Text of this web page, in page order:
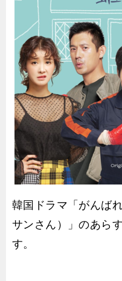
韓国ドラマ「がんば
サンさん）」のあら
す。